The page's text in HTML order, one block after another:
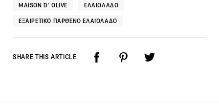
MAISON D’ OLIVE ΕΛΑΙΌΛΑΔΟ
ΕΞΑΙΡΕΤΙΚΌ ΠΑΡΘΈΝΟ ΕΛΑΙΌΛΑΔΟ
SHARE THIS ARTICLE